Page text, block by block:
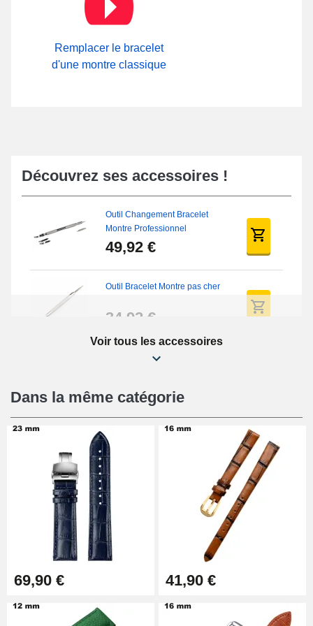
Remplacer le bracelet
d'une montre classique
Découvrez ses accessoires !
Outil Changement Bracelet
Montre Professionnel
49,92 €
Outil Bracelet Montre pas cher
34,92 €
Kit Réparation Montre Débutant
16,90 €
Pied à Coulisse Numérique
9,90 €
Pince à Poinçonner (pince trou)
57,42 €
Pince Trou pour Bracelet de
Voir tous les accessoires
Dans la même catégorie
69,90 € 41,90 €